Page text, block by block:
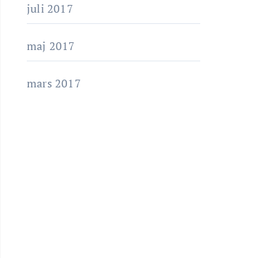
juli 2017
maj 2017
mars 2017